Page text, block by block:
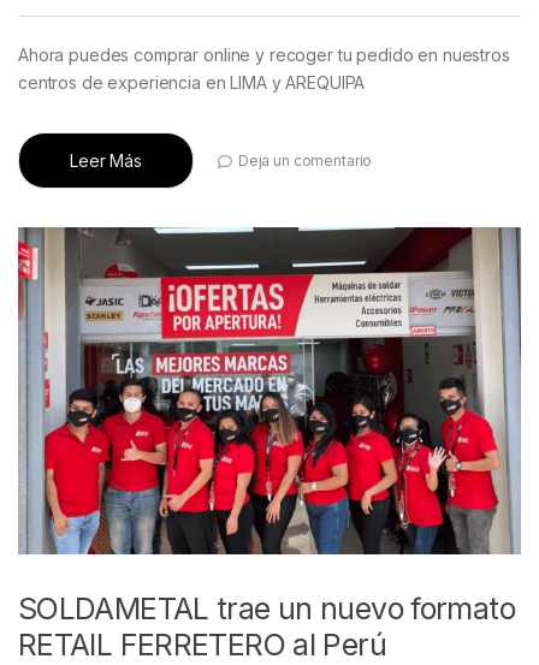
Ahora puedes comprar online y recoger tu pedido en nuestros
centros de experiencia en LIMA y AREQUIPA
Leer Más Deja un comentario
SOLDAMETAL trae un nuevo formato
RETAIL FERRETERO al Perú